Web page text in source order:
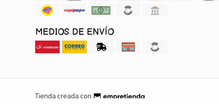
MEDIOS DE ENVÍO
Tienda creada con